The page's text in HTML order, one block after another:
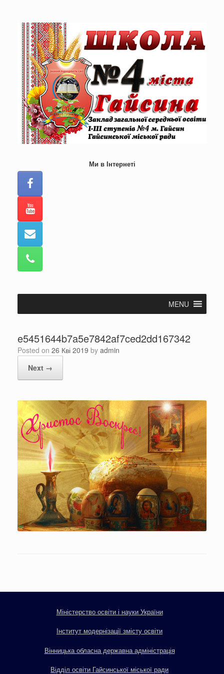
Ми в Інтернеті
MENU
e5451644b7a5e7842af7ced2dd167342
Posted on 26 Кві 2019 by admin
Next →
Міністерство освіти і науки України
Інститут модернізації змісту освіти
Вінницька обласна державна адміністрація
Відділ освіти Гайсинської міської ради